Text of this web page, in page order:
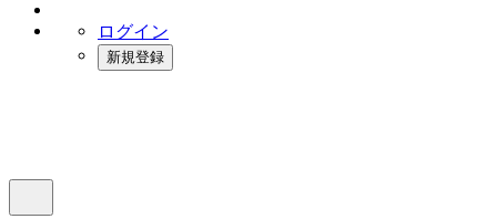
ログイン
新規登録